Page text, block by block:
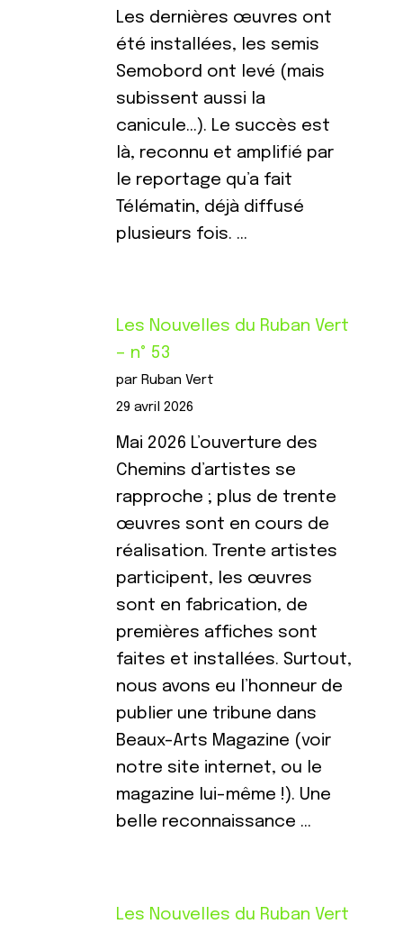
Les dernières œuvres ont
été installées, les semis
Semobord ont levé (mais
subissent aussi la
canicule…). Le succès est
là, reconnu et amplifié par
le reportage qu’a fait
Télématin, déjà diffusé
plusieurs fois. …
Les Nouvelles du Ruban Vert
– n° 53
par Ruban Vert
29 avril 2026
Mai 2026 L’ouverture des
Chemins d’artistes se
rapproche ; plus de trente
œuvres sont en cours de
réalisation. Trente artistes
participent, les œuvres
sont en fabrication, de
premières affiches sont
faites et installées. Surtout,
nous avons eu l’honneur de
publier une tribune dans
Beaux-Arts Magazine (voir
notre site internet, ou le
magazine lui-même !). Une
belle reconnaissance …
Les Nouvelles du Ruban Vert